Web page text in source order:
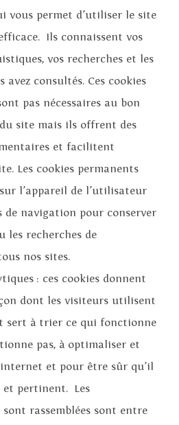
vous permet d’utiliser le site
Ils connaissent vos
vos recherches et les
avez consultés. Ces cookies
pas nécessaires au bon
site mais ils offrent des
et facilitent
Les cookies permanents
l’appareil de l’utilisateur
de navigation pour conserver
les recherches de
nos sites.
: ces cookies donnent
dont les visiteurs utilisent
sert à trier ce qui fonctionne
pas, à optimaliser et
et pour être sûr qu’il
et pertinent. Les
rassemblées sont entre